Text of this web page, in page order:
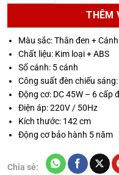
THÊM
Màu sắc: Thân đen +
Chất liệu: Kim loại + ABS
Số cánh: 5 cánh
Công suất đèn chiếu
Động cơ: DC 45W – 6 cấp
Điện áp: 220V / 50Hz
Kích thước: 142 cm
Động cơ bảo hành 5 năm
Chia sẻ: